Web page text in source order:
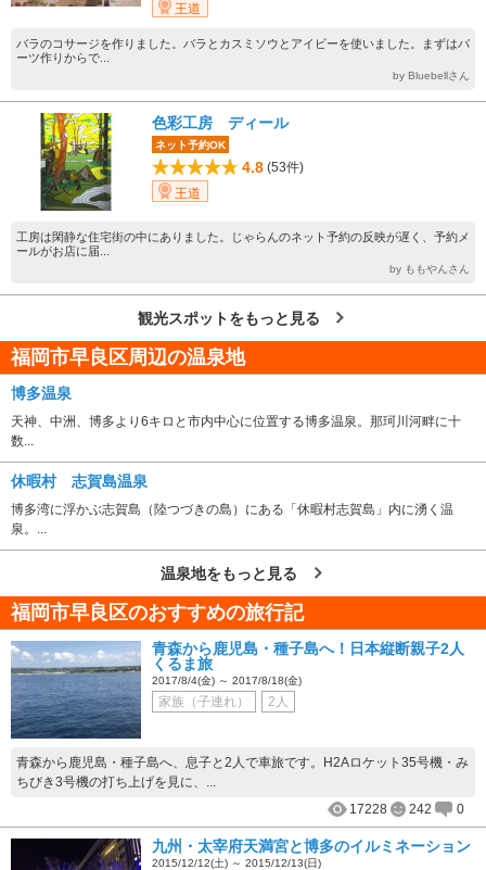
王道
バラのコサージを作りました。バラとカスミソウとアイビーを使いました。まずはパ
ーツ作りからで...
by Bluebellさん
色彩工房 ディール
ネット予約OK
4.8 (53件)
王道
工房は閑静な住宅街の中にありました。じゃらんのネット予約の反映が遅く、予約メ
ールがお店に届...
by ももやんさん
観光スポットをもっと見る
福岡市早良区周辺の温泉地
博多温泉
天神、中洲、博多より6キロと市内中心に位置する博多温泉。那珂川河畔に十
数...
休暇村 志賀島温泉
博多湾に浮かぶ志賀島（陸つづきの島）にある「休暇村志賀島」内に湧く温
泉。...
温泉地をもっと見る
福岡市早良区のおすすめの旅行記
青森から鹿児島・種子島へ！日本縦断親子2人
くるま旅
2017/8/4(金) ～ 2017/8/18(金)
家族（子連れ） 2人
青森から鹿児島・種子島へ、息子と2人で車旅です。H2Aロケット35号機・み
ちびき3号機の打ち上げを見に、...
17228
242 0
九州・太宰府天満宮と博多のイルミネーション
2015/12/12(土) ～ 2015/12/13(日)